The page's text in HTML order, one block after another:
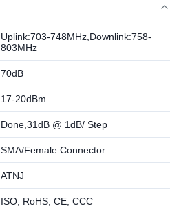
Uplink:703-748MHz,Downlink:758-
803MHz
70dB
17-20dBm
Done,31dB @ 1dB/ Step
SMA/Female Connector
ATNJ
ISO, RoHS, CE, CCC